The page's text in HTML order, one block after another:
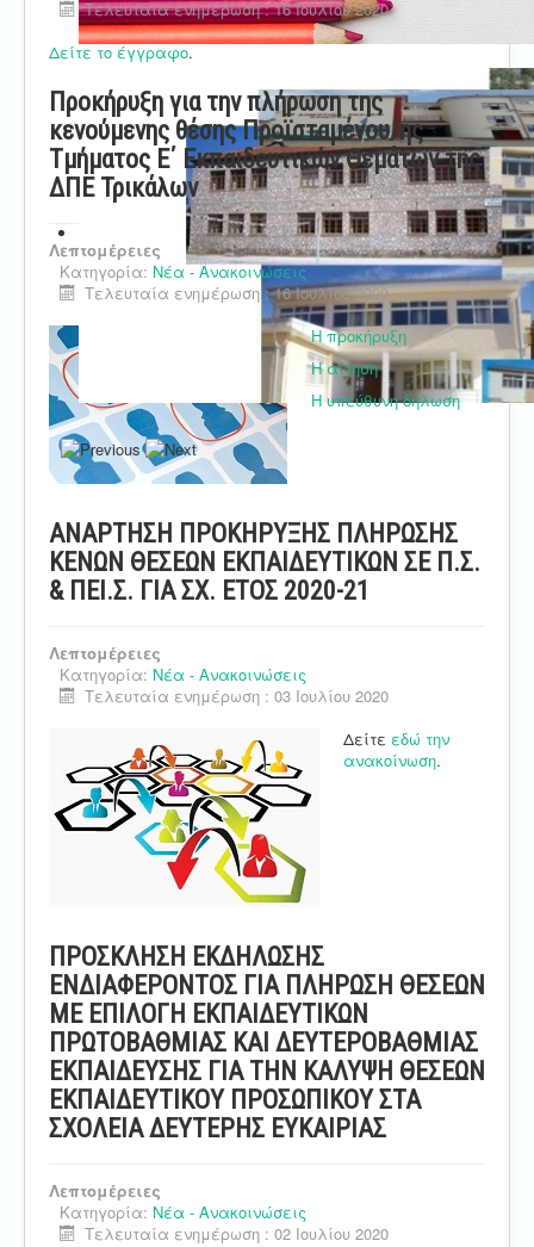
Τελευταία ενημέρωση : 16 Ιουλίου 2020
Δείτε το έγγραφο.
Προκήρυξη για την πλήρωση της
κενούμενης θέσης Προϊσταμένου/ης
Τμήματος Ε΄ Εκπαιδευτικών Θεμάτων της
ΔΠΕ Τρικάλων
Λεπτομέρειες
Κατηγορία: Νέα - Ανακοινώσεις
Τελευταία ενημέρωση : 16 Ιουλίου 2020
Η προκήρυξη
Η αίτηση
Η υπεύθυνη δήλωση
ΑΝΑΡΤΗΣΗ ΠΡΟΚΗΡΥΞΗΣ ΠΛΗΡΩΣΗΣ
ΚΕΝΩΝ ΘΕΣΕΩΝ ΕΚΠΑΙΔΕΥΤΙΚΩΝ ΣΕ Π.Σ.
& ΠΕΙ.Σ. ΓΙΑ ΣΧ. ΕΤΟΣ 2020-21
Λεπτομέρειες
Κατηγορία: Νέα - Ανακοινώσεις
Τελευταία ενημέρωση : 03 Ιουλίου 2020
Δείτε εδώ την
ανακοίνωση.
ΠΡΟΣΚΛΗΣΗ ΕΚΔΗΛΩΣΗΣ
ΕΝΔΙΑΦΕΡΟΝΤΟΣ ΓΙΑ ΠΛΗΡΩΣΗ ΘΕΣΕΩΝ
ΜΕ ΕΠΙΛΟΓΗ ΕΚΠΑΙΔΕΥΤΙΚΩΝ
ΠΡΩΤΟΒΑΘΜΙΑΣ ΚΑΙ ΔΕΥΤΕΡΟΒΑΘΜΙΑΣ
ΕΚΠΑΙΔΕΥΣΗΣ ΓΙΑ ΤΗΝ ΚΑΛΥΨΗ ΘΕΣΕΩΝ
ΕΚΠΑΙΔΕΥΤΙΚΟΥ ΠΡΟΣΩΠΙΚΟΥ ΣΤΑ
ΣΧΟΛΕΙΑ ΔΕΥΤΕΡΗΣ ΕΥΚΑΙΡΙΑΣ
Λεπτομέρειες
Κατηγορία: Νέα - Ανακοινώσεις
Τελευταία ενημέρωση : 02 Ιουλίου 2020